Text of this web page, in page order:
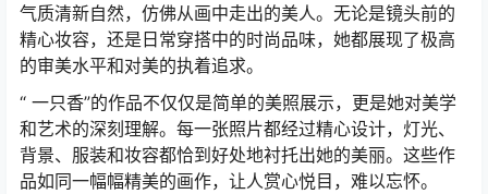
气质清新自然，仿佛从画中走出的美人。无论是镜头前的
精心妆容，还是日常穿搭中的时尚品味，她都展现了极高
的审美水平和对美的执着追求。
“ 一只香”的作品不仅仅是简单的美照展示，更是她对美学
和艺术的深刻理解。每一张照片都经过精心设计，灯光、
背景、服装和妆容都恰到好处地衬托出她的美丽。这些作
品如同一幅幅精美的画作，让人赏心悦目，难以忘怀。